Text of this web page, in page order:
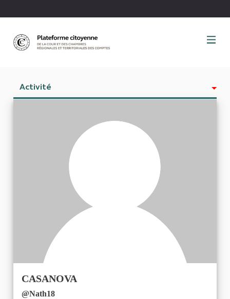
Activité
CASANOVA
@Nath18